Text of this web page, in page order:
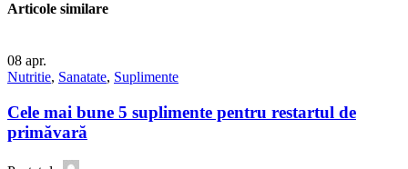
Articole similare
08 apr.
Nutritie, Sanatate, Suplimente
Cele mai bune 5 suplimente pentru restartul de
primăvară